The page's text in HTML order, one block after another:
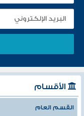
الأقسام
القسم العام